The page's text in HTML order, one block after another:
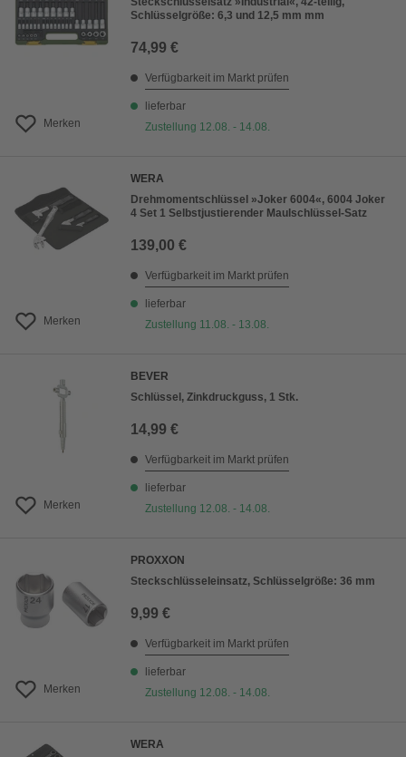
Merken
Schlüsselgröße: 6,3 und 12,5 mm mm
74,99 €
Verfügbarkeit im Markt prüfen
lieferbar
Zustellung 12.08. - 14.08.
Merken
WERA
Drehmomentschlüssel »Joker 6004«, 6004 Joker
4 Set 1 Selbstjustierender Maulschlüssel-Satz
139,00 €
Verfügbarkeit im Markt prüfen
lieferbar
Zustellung 11.08. - 13.08.
Merken
BEVER
Schlüssel, Zinkdruckguss, 1 Stk.
14,99 €
Verfügbarkeit im Markt prüfen
lieferbar
Zustellung 12.08. - 14.08.
Merken
PROXXON
Steckschlüsseleinsatz, Schlüsselgröße: 36 mm
9,99 €
Verfügbarkeit im Markt prüfen
lieferbar
Zustellung 12.08. - 14.08.
WERA